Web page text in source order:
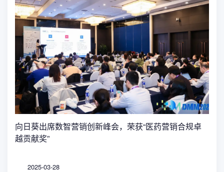
向日葵出席数智营销创新峰会，荣获“医药营销合规卓
越贡献奖”
2025-03-28